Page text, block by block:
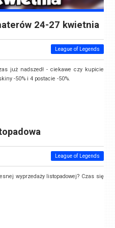
24-27 kwietnia
League of Legends
już nadszedł - ciekawe czy kupicie
-50% i 4 postacie -50%.
League of Legends
wyprzedaży listopadowej? Czas się